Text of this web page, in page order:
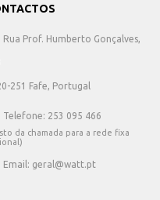
Rua Prof. Humberto Gonçalves,
251 Fafe, Portugal
Telefone: 253 095 466
da chamada para a rede fixa
Email: geral@watt.pt